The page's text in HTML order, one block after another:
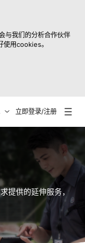
与我们的分析合作伙伴
使用cookies。
立即登录/注册
提供的延伸服务，